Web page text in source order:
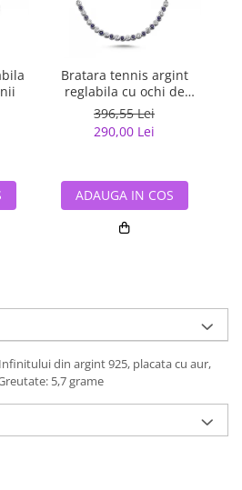
Bratara tennis argint
reglabila cu ochi de
deochi
396,55 Lei
290,00 Lei
ADAUGA IN COS
din argint 925, placata cu aur,
5,7 grame